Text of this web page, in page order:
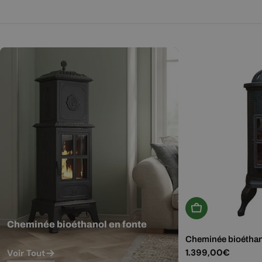
Cheminée bioéthanol en fonte
Voir Tout
Ajouter Au
Cheminée
Prix
1.399,00€